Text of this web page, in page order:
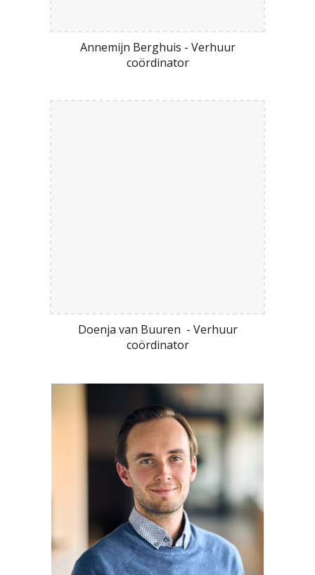
Annemijn Berghuis - Verhuur
coördinator
Doenja van Buuren - Verhuur
coördinator